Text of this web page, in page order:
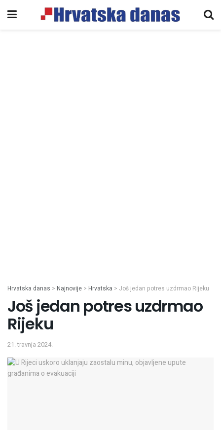
Hrvatska danas > Najnovije > Hrvatska > Još jedan potres uzdrmao Rijeku
Još jedan potres uzdrmao
Rijeku
21. travnja 2024.